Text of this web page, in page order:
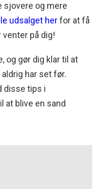
sjovere og mere
udsalget herfor at få
venter på dig!
og gør dig klar til at
har set før.
disse tips i
at blive en sand